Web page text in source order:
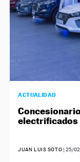
ACTUALIDAD
electrificados
JUAN LUIS SOTO |25/